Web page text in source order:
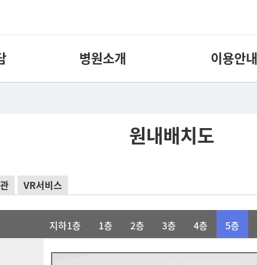
병원소개 이용안내
원내배치도
VR서비스
지하1층 1층 2층 3층 4층 5층